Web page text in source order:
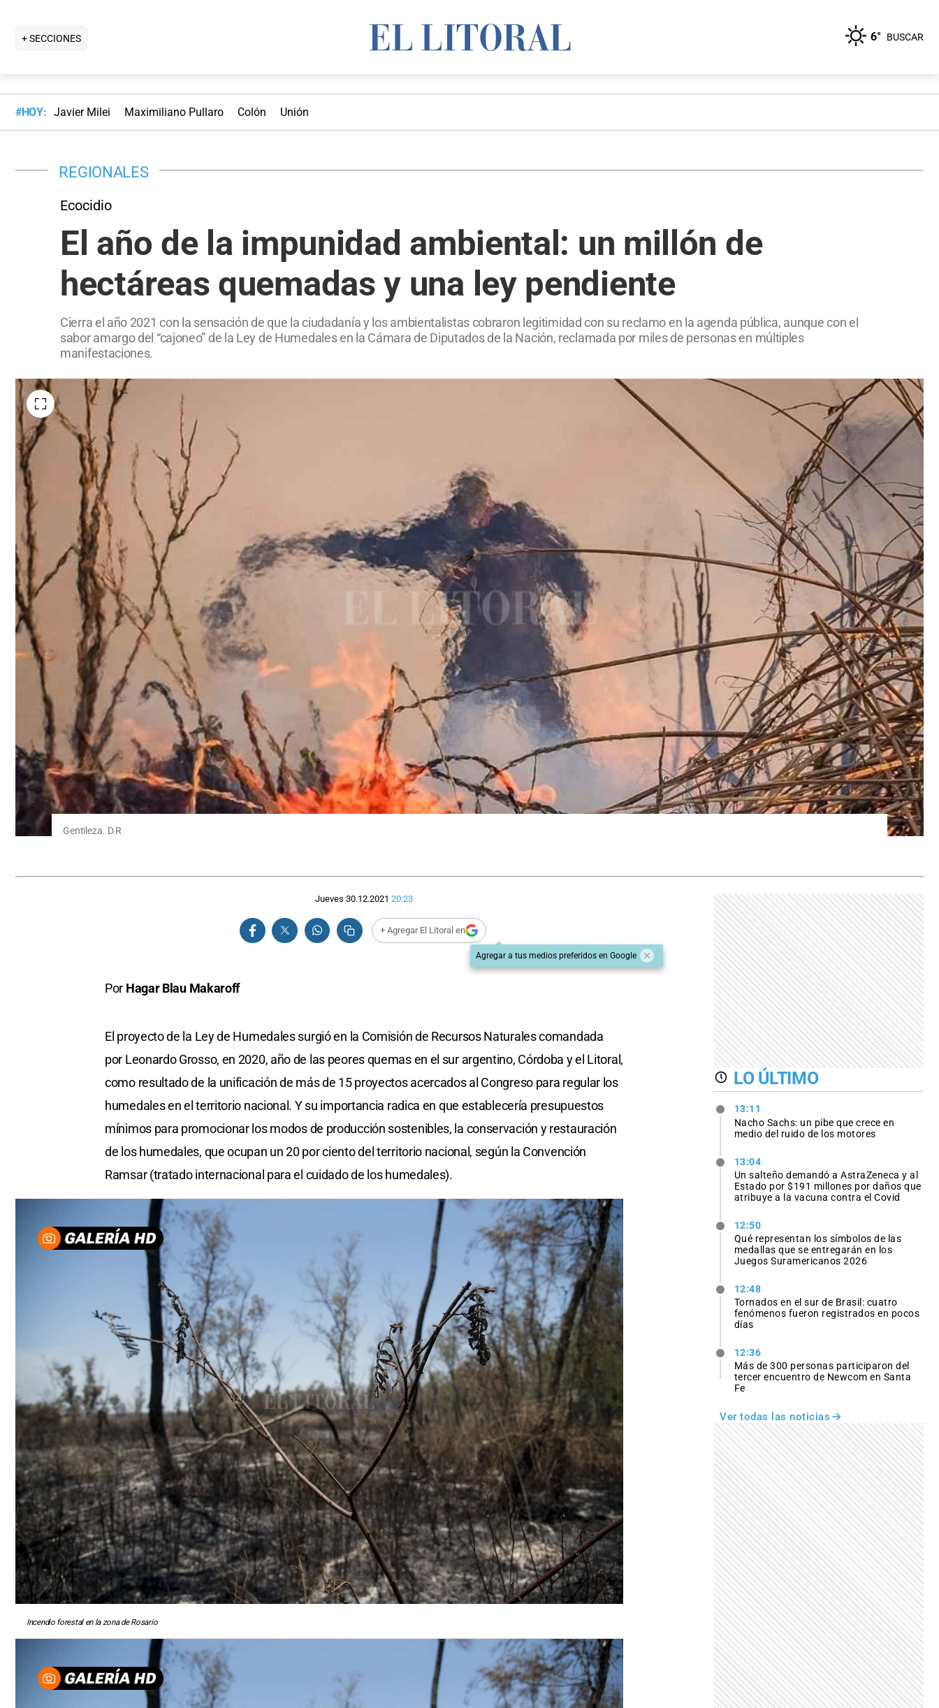
+ SECCIONES 6° BUSCAR
#HOY: Javier Milei Maximiliano Pullaro Colón Unión
REGIONALES
Ecocidio
El año de la impunidad ambiental: un millón de
hectáreas quemadas y una ley pendiente
Cierra el año 2021 con la sensación de que la ciudadanía y los ambientalistas cobraron legitimidad con su reclamo en la agenda pública, aunque con el
sabor amargo del “cajoneo” de la Ley de Humedales en la Cámara de Diputados de la Nación, reclamada por miles de personas en múltiples
manifestaciones.
Gentileza. D.R
Jueves 30.12.2021 20:23
+ Agregar El Litoral en
Agregar a tus medios preferidos en Google
Por Hagar Blau Makaroff
El proyecto de la Ley de Humedales surgió en la Comisión de Recursos Naturales comandada
por Leonardo Grosso, en 2020, año de las peores quemas en el sur argentino, Córdoba y el Litoral,
como resultado de la unificación de más de 15 proyectos acercados al Congreso para regular los
humedales en el territorio nacional. Y su importancia radica en que establecería presupuestos
mínimos para promocionar los modos de producción sostenibles, la conservación y restauración
de los humedales, que ocupan un 20 por ciento del territorio nacional, según la Convención
Ramsar (tratado internacional para el cuidado de los humedales).
Incendio forestal en la zona de Rosario
LO ÚLTIMO
13:11
Nacho Sachs: un pibe que crece en
medio del ruido de los motores
13:04
Un salteño demandó a AstraZeneca y al
Estado por $191 millones por daños que
atribuye a la vacuna contra el Covid
12:50
Qué representan los símbolos de las
medallas que se entregarán en los
Juegos Suramericanos 2026
12:48
Tornados en el sur de Brasil: cuatro
fenómenos fueron registrados en pocos
días
12:36
Más de 300 personas participaron del
tercer encuentro de Newcom en Santa
Fe
Ver todas las noticias